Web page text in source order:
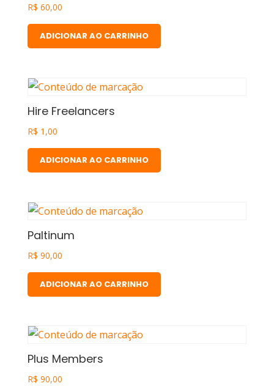
R$ 60,00
ADICIONAR AO CARRINHO
Hire Freelancers
R$ 1,00
ADICIONAR AO CARRINHO
Paltinum
R$ 90,00
ADICIONAR AO CARRINHO
Plus Members
R$ 90,00